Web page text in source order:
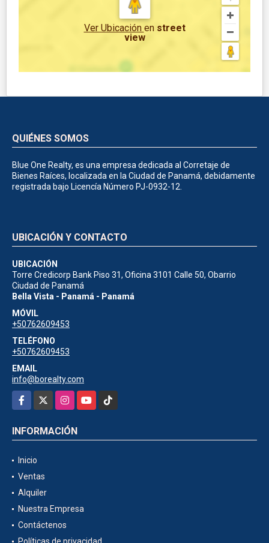
Ver Ubicación en street
view
QUIÉNES SOMOS
Blue One Realty, es una empresa dedicada al Corretaje de
Bienes Raíces, localizada en la Ciudad de Panamá, debidamente
registrada bajo Licencía Número PJ-0932-12.
UBICACIÓN Y CONTACTO
UBICACIÓN
Torre Credicorp Bank Piso 31, Oficina 3101 Calle 50, Obarrio
Ciudad de Panamá
Bella Vista - Panamá - Panamá
MÓVIL
+50762609453
TELÉFONO
+50762609453
EMAIL
info@borealty.com
Facebook
InstagramYouTubeTikTok
INFORMACIÓN
Inicio
Ventas
Alquiler
Nuestra Empresa
Contáctenos
Políticas de privacidad